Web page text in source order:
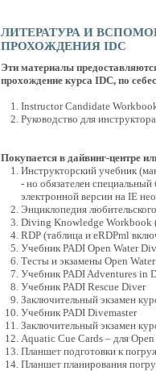
ЛИТЕРАТУРА И
ПРОХОЖДЕНИЯ IDC
Эти материалы
прохождение курса IDC, по
Instructor Candidate
Руководство для
Покупается в дайвинг-центре
Инструкторский учебник
- но обязателен
электронной версии на IE
Энциклопедия
Diving Knowledge Workbook
RDP (таблица и eRDPml
Учебник PADI Open Water
Тесты и экзамены Open
Учебник PADI Adventures in
Учебник PADI Rescue Diver
Заключительный экзамен
Учебник PADI Divemaster
Заключительный экзамен
Aquatic Cue Cards – для
Планшет подготовки к
Планшет планирования